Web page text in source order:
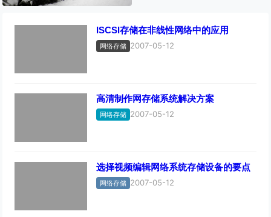
ISCSI存储在非线性网络中的应用
网络存储 2007-05-12
高清制作网存储系统解决方案
网络存储 2007-05-12
选择视频编辑网络系统存储设备的要点
网络存储 2007-05-12